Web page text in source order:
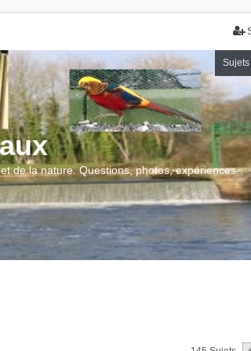
de la nature. Questions, photos, expériences.